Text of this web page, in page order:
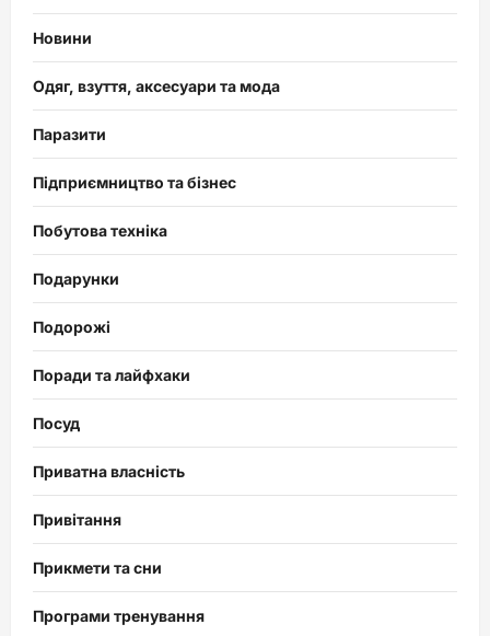
Новини
Одяг, взуття, аксесуари та мода
Паразити
Підприємництво та бізнес
Побутова техніка
Подарунки
Подорожі
Поради та лайфхаки
Посуд
Приватна власність
Привітання
Прикмети та сни
Програми тренування